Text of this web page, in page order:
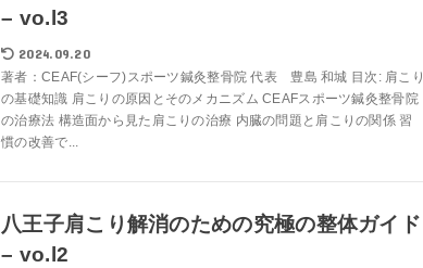
– vo.l3
2024.09.20
著者：CEAF(シーフ)スポーツ鍼灸整骨院 代表 豊島 和城 目次: 肩こり
の基礎知識 肩こりの原因とそのメカニズム CEAFスポーツ鍼灸整骨院
の治療法 構造面から見た肩こりの治療 内臓の問題と肩こりの関係 習
慣の改善で...
八王子肩こり解消のための究極の整体ガイド
– vo.l2